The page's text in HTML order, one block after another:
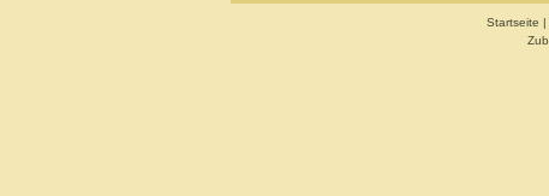
Startseite |